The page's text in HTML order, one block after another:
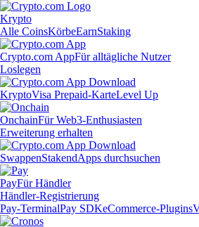
Krypto
Alle CoinsKörbeEarnStaking
Crypto.com AppFür alltägliche Nutzer
Loslegen
KryptoVisa Prepaid-KarteLevel Up
OnchainFür Web3-Enthusiasten
Erweiterung erhalten
SwappenStakendApps durchsuchen
PayFür Händler
Händler-Registrierung
Pay-TerminalPay SDKeCommerce-Plugins